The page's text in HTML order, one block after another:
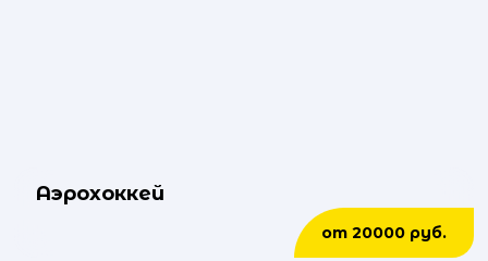
Аэрохоккей
от 20000 руб.